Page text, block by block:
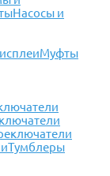
Насосы и
Муфты
Тумблеры